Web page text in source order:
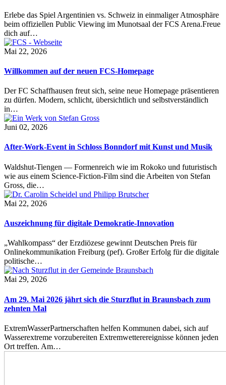
Erlebe das Spiel Argentinien vs. Schweiz in einmaliger Atmosphäre
beim offiziellen Public Viewing im Munotsaal der FCS Arena.Freue
dich auf…
Mai 22, 2026
Willkommen auf der neuen FCS-Homepage
Der FC Schaffhausen freut sich, seine neue Homepage präsentieren
zu dürfen. Modern, schlicht, übersichtlich und selbstverständlich
in…
Juni 02, 2026
After-Work-Event in Schloss Bonndorf mit Kunst und Musik
Waldshut-Tiengen — Formenreich wie im Rokoko und futuristisch
wie aus einem Science-Fiction-Film sind die Arbeiten von Stefan
Gross, die…
Mai 22, 2026
Auszeichnung für digitale Demokratie-Innovation
„Wahlkompass“ der Erzdiözese gewinnt Deutschen Preis für
Onlinekommunikation Freiburg (pef). Großer Erfolg für die digitale
politische…
Mai 29, 2026
Am 29. Mai 2026 jährt sich die Sturzflut in Braunsbach zum
zehnten Mal
ExtremWasserPartnerschaften helfen Kommunen dabei, sich auf
Wasserextreme vorzubereiten Extremwetterereignisse können jeden
Ort treffen. Am…